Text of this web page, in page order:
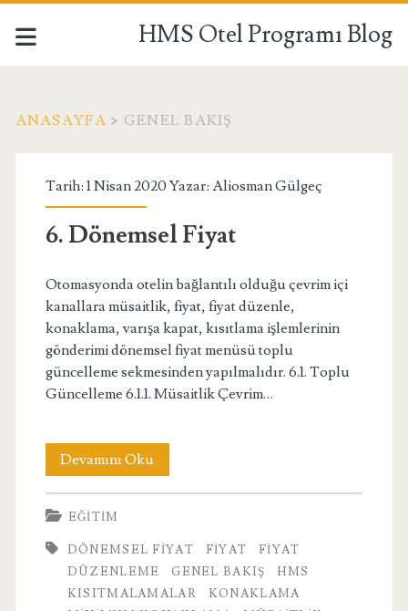
HMS Otel Programı Blog
ANASAYFA > GENEL BAKIŞ
Etiket:
<span>genel
bakış</span>
Tarih: 1 Nisan 2020 Yazar: Aliosman Gülgeç
6. Dönemsel Fiyat
Otomasyonda otelin bağlantılı olduğu çevrim içi
kanallara müsaitlik, fiyat, fiyat düzenle,
konaklama, varışa kapat, kısıtlama işlemlerinin
gönderimi dönemsel fiyat menüsü toplu
güncelleme sekmesinden yapılmalıdır. 6.1. Toplu
Güncelleme 6.1.1. Müsaitlik Çevrim…
Devamını Oku6.
Dönemsel
EĞITIM
DÖNEMSEL FIYAT FIYAT
FIYAT
DÜZENLEME
GENEL BAKIŞ
HMS
KISITMALAMALAR
KONAKLAMA